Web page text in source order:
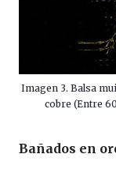
Imagen 3. Balsa
cobre (Entre
Bañados en